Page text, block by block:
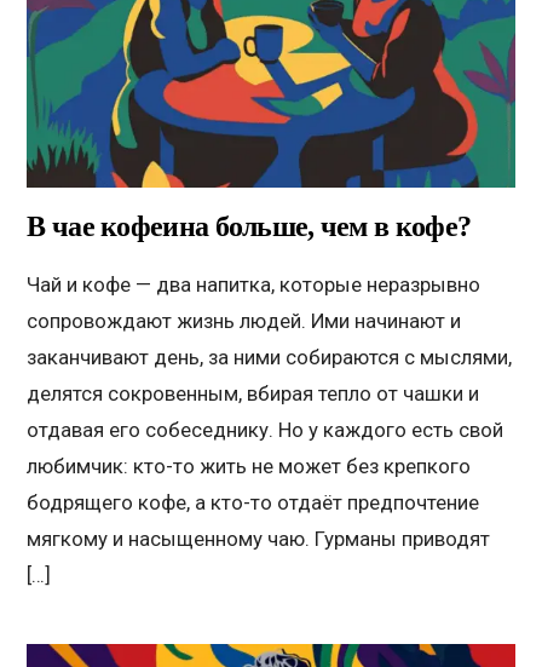
В чае кофеина больше, чем в кофе?
Чай и кофе — два напитка, которые неразрывно
сопровождают жизнь людей. Ими начинают и
заканчивают день, за ними собираются с мыслями,
делятся сокровенным, вбирая тепло от чашки и
отдавая его собеседнику. Но у каждого есть свой
любимчик: кто-то жить не может без крепкого
бодрящего кофе, а кто-то отдаёт предпочтение
мягкому и насыщенному чаю. Гурманы приводят
[…]